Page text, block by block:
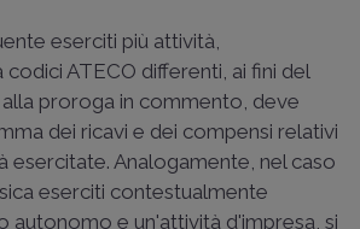
eserciti più attività,
ATECO differenti, ai fini del
proroga in commento, deve
dei ricavi e dei compensi relativi
esercitate. Analogamente, nel caso
eserciti contestualmente
autonomo e un'attività d'impresa, si